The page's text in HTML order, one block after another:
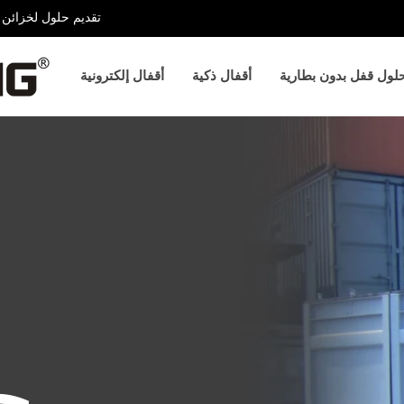
تقديم حلول لخزائن
أقفال إلكترونية أقفال ذكية قفل بدون بطارية